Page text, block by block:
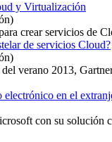
y Virtualización
crear servicios de
de servicios Cloud?
verano 2013,
electrónico en el
con su solución